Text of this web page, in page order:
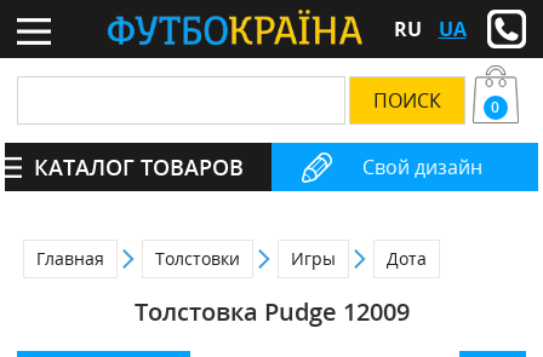
RU UA
Свой дизайн
0
КАТАЛОГ ТОВАРОВ
Главная Толстовки Игры Дота
Толстовка Pudge 12009